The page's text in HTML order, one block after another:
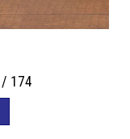
174